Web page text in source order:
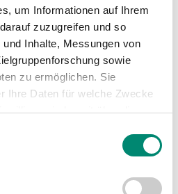
um Informationen auf Ihrem
zuzugreifen und so
Inhalte, Messungen von
sowie
zu ermöglichen. Sie
Ihre Daten für welche Zwecke
jederzeit über die
widerrufen
wie Ihre persönlichen Daten
AKA-NEWS – U16 feiert Derbysieg
NÄCHSTER NEWSEINTRAG
SV Guntamatic Ried mit „Teambuilding“ am Baumkronenweg